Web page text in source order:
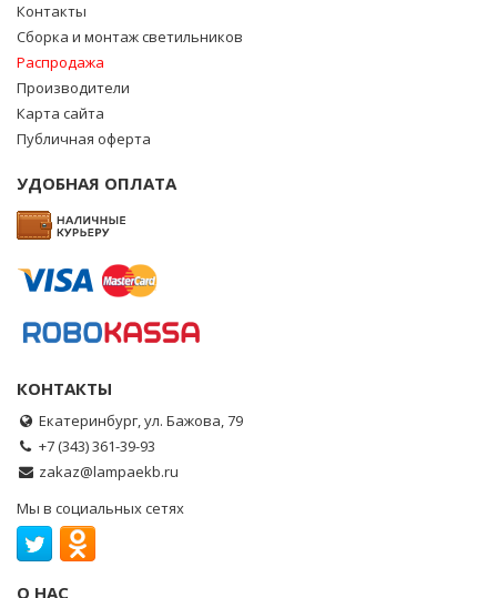
Контакты
Сборка и монтаж светильников
Распродажа
Производители
Карта сайта
Публичная оферта
УДОБНАЯ ОПЛАТА
КОНТАКТЫ
Екатеринбург, ул. Бажова, 79
+7 (343) 361-39-93
zakaz@lampaekb.ru
Мы в социальных сетях
О НАС